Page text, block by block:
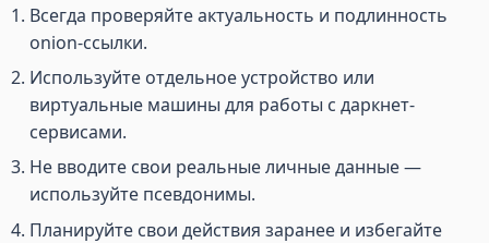
Всегда проверяйте актуальность и подлинность
onion-ссылки.
Используйте отдельное устройство или
виртуальные машины для работы с даркнет-
сервисами.
Не вводите свои реальные личные данные —
используйте псевдонимы.
Планируйте свои действия заранее и избегайте